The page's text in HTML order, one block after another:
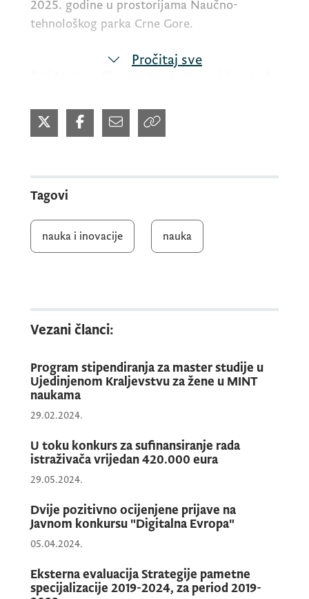
2025. godine u prostorijama Naučno-
tehnološkog parka Crne Gore.
okuplja eminentne naučnike, istraživače,
stručnjake i inovatore iz oblasti sporta,
redstavi najnovije trendove i dostignuća
kada su monitoring i digitalne
transformacije u oblasti zdravih stilova
života u pitanju.
hibridnom formatu, uz bogat program koji
uključuje predavanja eminentnih stručnjaka
prezentacije, radionice i različite aktivnosti
koje će imati cilj da promovišu nauku, te
takođe, ima za cilj da doprinese jačanju
regionalne i međunarodne saradnje u
oblastima sporta, zdravlja i tehnologije, kao
i da podrži mlade istraživače i razvoj
inovacija koje unaprjeđuju kvalitet života i
doprinose održivom razvoju.
Podrškom ovom događaju, Ministarstvo
Pročitaj sve
Tagovi
nauka i inovacije nauka
Vezani članci:
Program stipendiranja za master studije u
Ujedinjenom Kraljevstvu za žene u MINT
naukama
29.02.2024.
U toku konkurs za sufinansiranje rada
istraživača vrijedan 420.000 eura
29.05.2024.
Dvije pozitivno ocijenjene prijave na
Javnom konkursu "Digitalna Evropa"
05.04.2024.
Eksterna evaluacija Strategije pametne
specijalizacije 2019-2024, za period 2019-